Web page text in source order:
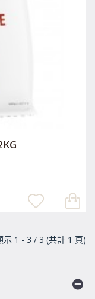
示 1 - 3 / 3 (共計 1 頁)